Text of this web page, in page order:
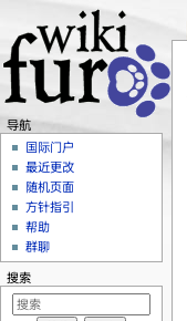
导航
国际门户
最近更改
随机页面
方针指引
帮助
群聊
搜索